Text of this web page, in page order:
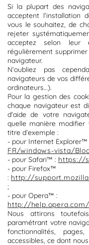
Si la plupart des
acceptent l’installation
vous le souhaitez, de
rejeter
acceptez selon leur
régulièrement
navigateur.
N’oubliez pas
navigateurs de vos
ordinateurs…).
Pour la gestion des
chaque navigateur est
d'aide de votre
quelle manière
titre d’exemple :
- pour Internet Explorer™
FR/windows-vista/
- pour Safari™ : https://
- pour Firefox™
: http://
;
- pour Opera™ :
http://
Nous attirons
paramétrant votre
fonctionnalités,
accessibles, ce dont